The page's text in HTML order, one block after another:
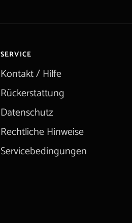
SERVICE
Kontakt / Hilfe
Rückerstattung
Datenschutz
Rechtliche Hinweise
Servicebedingungen